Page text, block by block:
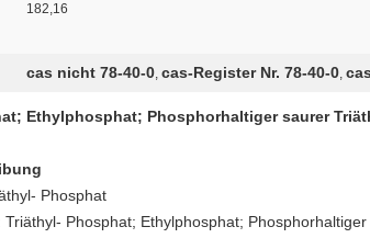
182,16
cas nicht 78-40-0, cas-Register Nr. 78-40-0,
Ethylphosphat; Phosphorhaltiger saurer
Phosphat
Triäthyl- Phosphat; Ethylphosphat;